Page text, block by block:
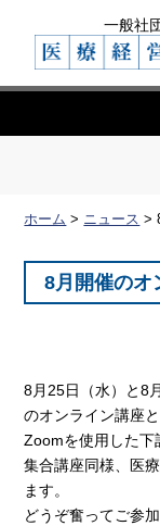
一般社
ホーム > ニュース >
8月開催のオ
8月25日（水）と8
のオンライン講座
Zoomを使用した下
集合講座同様、医
ます。
どうぞ奮ってご参加